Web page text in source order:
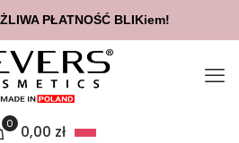
0 0,00 zł
PŁATNOŚĆ BLIKiem!